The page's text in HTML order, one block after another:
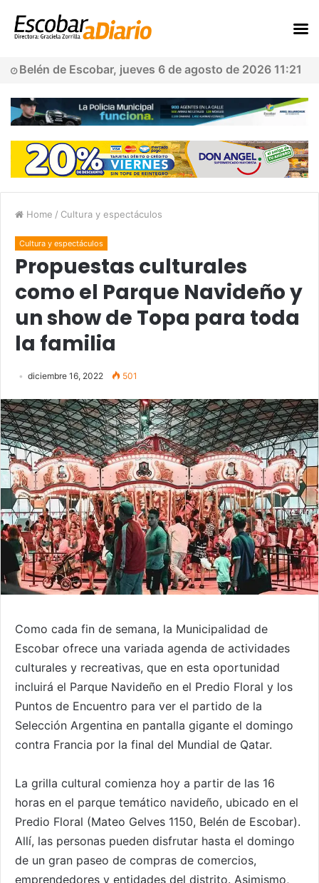
Belén de Escobar, jueves 6 de agosto de 2026 11:21
Home / Cultura y espectáculos
Cultura y espectáculos
Propuestas culturales
como el Parque Navideño y
un show de Topa para toda
la familia
diciembre 16, 2022 501
Como cada fin de semana, la Municipalidad de
Escobar ofrece una variada agenda de actividades
culturales y recreativas, que en esta oportunidad
incluirá el Parque Navideño en el Predio Floral y los
Puntos de Encuentro para ver el partido de la
Selección Argentina en pantalla gigante el domingo
contra Francia por la final del Mundial de Qatar.
La grilla cultural comienza hoy a partir de las 16
horas en el parque temático navideño, ubicado en el
Predio Floral (Mateo Gelves 1150, Belén de Escobar).
Allí, las personas pueden disfrutar hasta el domingo
de un gran paseo de compras de comercios,
emprendedores y entidades del distrito. Asimismo,